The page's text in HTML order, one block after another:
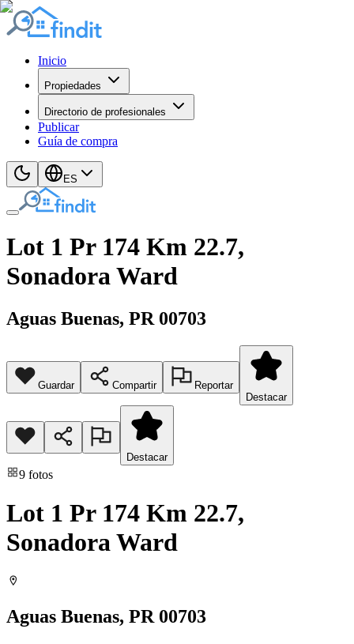
Inicio
Propiedades
Directorio de profesionales
Publicar
Guía de compra
ES
Lot 1 Pr 174 Km 22.7,
Sonadora Ward
Aguas Buenas, PR 00703
Guardar Compartir
Reportar
Destacar
Destacar
9 fotos
Lot 1 Pr 174 Km 22.7,
Sonadora Ward
Aguas Buenas, PR 00703